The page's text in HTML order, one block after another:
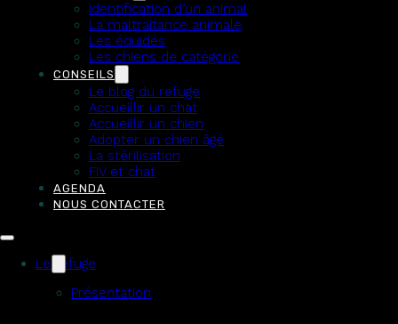
Identification d’un animal
La maltraitance animale
Les équidés
Les chiens de catégorie
CONSEILS
Le blog du refuge
Accueillir un chat
Accueillir un chien
Adopter un chien âgé
La stérilisation
FIV et chat
AGENDA
NOUS CONTACTER
Le refuge
Présentation
Refuge de l’Angoumois – SPA de Mornac